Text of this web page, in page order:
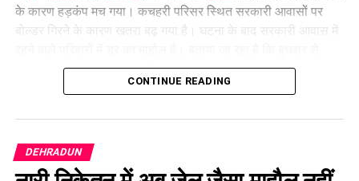
के कारण हड़कंप मच गया। कचहरी परिसर स्थित सरकारी आवासों पर
बोल्डर गिरने के कारण खतरा बढ़ गया है। घटना के बाद सरकारी आवास में
पहाड़ी से रुक-रुककर बोल्डर गिर रहे हैं, जिसके चलते खतरा लगातार बना
पांच परिवारों ने एसडीएम कार्यालय में बिताई रात
खतरे को देखते हुए सरकारी आवास में रहने वाले पांच परिवारों को रात
सुरक्षित स्थान पर गुजारनी पड़ी। सभी परिवारों ने पूरी रात एसडीएम
CONTINUE READING
DEHRADUN